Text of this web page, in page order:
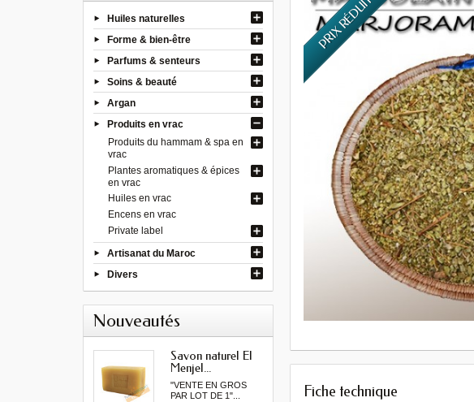
Huiles naturelles
Forme & bien-être
Parfums & senteurs
Soins & beauté
Argan
Produits en vrac
Produits du hammam & spa en
vrac
Plantes aromatiques & épices
en vrac
Huiles en vrac
Encens en vrac
Private label
Artisanat du Maroc
Divers
Nouveautés
Savon naturel El
Menjel...
"VENTE EN GROS
PAR LOT DE 1"...
PRIX RÉDUIT
Fiche technique